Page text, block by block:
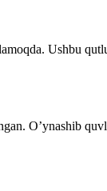
Ushbu
O’ynashib